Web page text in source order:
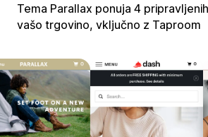
Tema Parallax ponuja 4
vašo trgovino, vključno z Taproom